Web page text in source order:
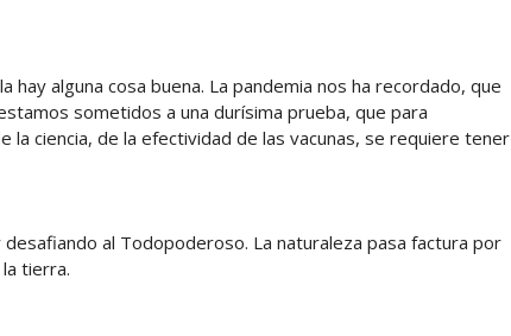
alguna cosa buena. La pandemia nos ha recordado, que
sometidos a una durísima prueba, que para
ciencia, de la efectividad de las vacunas, se requiere tener
al Todopoderoso. La naturaleza pasa factura por
tierra.